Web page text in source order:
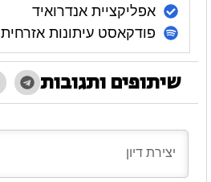
אפליקציית אנדרואיד
פודקאסט עיתונות אזרחית
שיתופים ותגובות